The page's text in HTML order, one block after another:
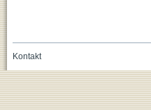
Kontakt